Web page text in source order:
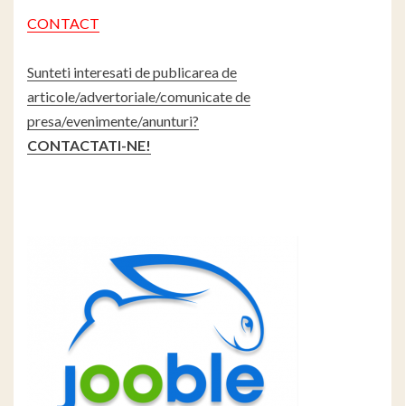
CONTACT
Sunteti interesati de publicarea de
articole/advertoriale/comunicate de
presa/evenimente/anunturi?
CONTACTATI-NE!